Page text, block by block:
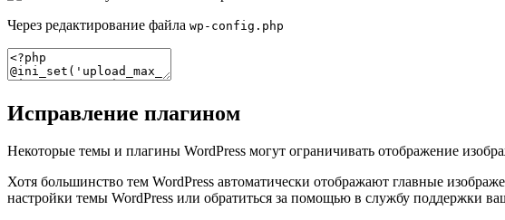
Через редактирование файла wp-config.php
Исправление плагином
Некоторые темы и плагины WordPress могут ограничивать отображение
Хотя большинство тем WordPress автоматически отображают главные
настройки темы WordPress или обратиться за помощью в службу поддержки